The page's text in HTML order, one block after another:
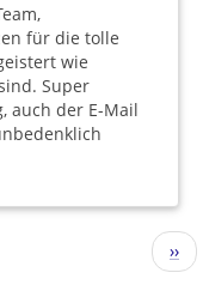
für die tolle
wie
Super
auch der E-Mail
››